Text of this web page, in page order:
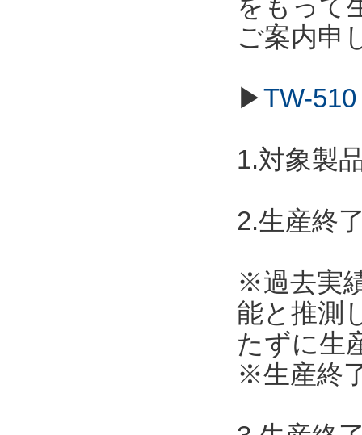
をもって
ご案内申
▶TW-
1.対象製
2.生産終
※過去実
能と推測
たずに生
※生産終